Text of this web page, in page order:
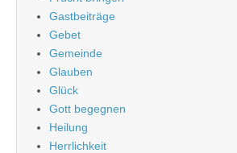
Gastbeiträge
Gebet
Gemeinde
Glauben
Glück
Gott begegnen
Heilung
Herrlichkeit